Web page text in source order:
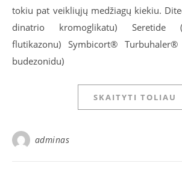
tokiu pat veikliųjų medžiagų kiekiu.
dinatrio kromoglikatu) Seretide
flutikazonu) Symbicort®
budezonidu)
SKAITYTI TOLIAU
adminas